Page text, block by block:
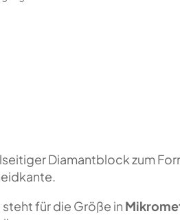
Diamantblock zum
steht für die Größe in